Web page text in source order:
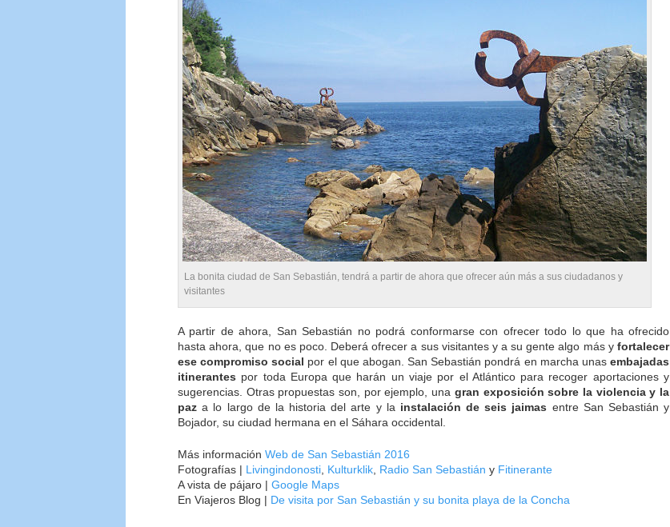
La bonita ciudad de San Sebastián, tendrá a partir de ahora que ofrecer aún más a sus ciudadanos y
visitantes
A partir de ahora, San Sebastián no podrá conformarse con ofrecer todo lo que ha ofrecido
hasta ahora, que no es poco. Deberá ofrecer a sus visitantes y a su gente algo más y fortalecer
ese compromiso social por el que abogan. San Sebastián pondrá en marcha unasembajadas
itinerantes por toda Europa que harán un viaje por el Atlántico para recoger aportaciones y
sugerencias. Otras propuestas son, por ejemplo, una gran exposición sobre la violencia y la
paz a lo largo de la historia del arte y la instalación de seis jaimas entre San Sebastián y
Bojador, su ciudad hermana en el Sáhara occidental.
Más información Web de San Sebastián 2016
Fotografías | Livingindonosti Kulturklik Radio San Sebastián y Fitinerante
A vista de pájaro | Google Maps
En Viajeros Blog | De visita por San Sebastián y su bonita playa de la Concha